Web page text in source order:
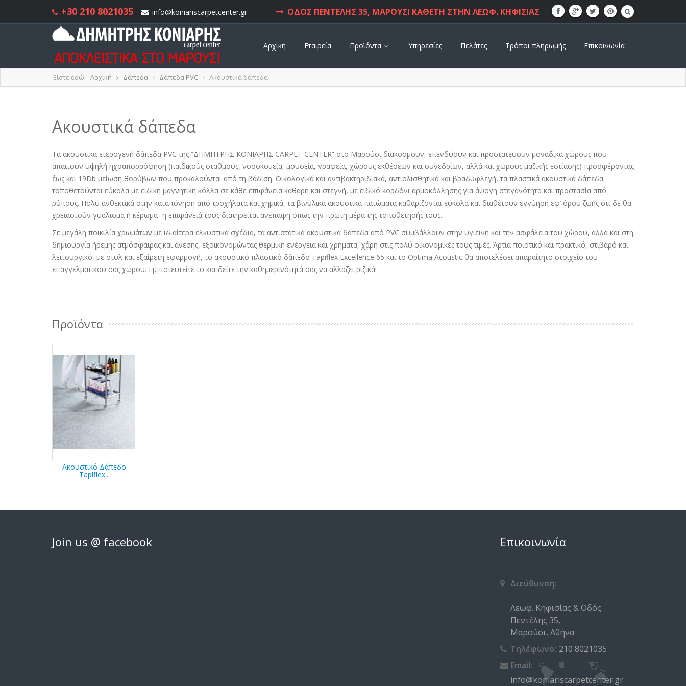
+30 210 8021035 info@koniariscarpetcenter.gr ΟΔΟΣ ΠΕΝΤΕΛΗΣ 35, ΜΑΡΟΥΣΙ ΚΑΘΕΤΗ ΣΤΗΝ ΛΕΩΦ. ΚΗΦΙΣΙΑΣ
Αρχική Εταιρεία Προϊόντα Υπηρεσίες Πελάτες Τρόποι πληρωμής Επικοινωνία
Είστε εδώ: Αρχική Δάπεδα Δάπεδα PVC Ακουστικά δάπεδα
Ακουστικά δάπεδα
Τα ακουστικά ετερογενή δάπεδα PVC της “ΔΗΜΗΤΡΗΣ ΚΟΝΙΑΡΗΣ CARPET CENTER” στο Μαρούσι διακοσμούν, επενδύουν και προστατεύουν μοναδικά χώρους που
απαιτούν υψηλή ηχοαπορρόφηση (παιδικούς σταθμούς, νοσοκομεία, μουσεία, γραφεία, χώρους εκθέσεων και συνεδρίων, αλλά και χώρους μαζικής εστίασης) προσφέροντας
έως και 19Db μείωση θορύβων που προκαλούνται από τη βάδιση. Οικολογικά και αντιβακτηριδιακά, αντιολισθητικά και βραδυφλεγή, τα πλαστικά ακουστικά δάπεδα
τοποθετούνται εύκολα με ειδική μαγνητική κόλλα σε κάθε επιφάνεια καθαρή και στεγνή, με ειδικό κορδόνι αρμοκόλλησης για άψογη στεγανότητα και προστασία από
ρύπους. Πολύ ανθεκτικά στην καταπόνηση από τροχήλατα και χημικά, τα βινυλικά ακουστικά πατώματα καθαρίζονται εύκολα και διαθέτουν εγγύηση εφ’ όρου ζωής ότι δε θα
χρειαστούν γυάλισμα ή κέρωμα -η επιφάνειά τους διατηρείται ανέπαφη όπως την πρώτη μέρα της τοποθέτησής τους.
Σε μεγάλη ποικιλία χρωμάτων με ιδιαίτερα ελκυστικά σχέδια, τα αντιστατικά ακουστικά δάπεδα από PVC συμβάλλουν στην υγιεινή και την ασφάλεια του χώρου, αλλά και στη
δημιουργία ήρεμης ατμόσφαιρας και άνεσης, εξοικονομώντας θερμική ενέργεια και χρήματα, χάρη στις πολύ οικονομικές τους τιμές. Άρτια ποιοτικό και πρακτικό, στιβαρό και
λειτουργικό, με στυλ και εξαίρετη εφαρμογή, το ακουστικό πλαστικό δάπεδο Tapiflex Excellence 65 και το Optima Acoustic θα αποτελέσει απαραίτητο στοιχείο του
επαγγελματικού σας χώρου. Εμπιστευτείτε το και δείτε την καθημερινότητά σας να αλλάζει ριζικά!
Προϊόντα
Ακουστικό Δάπεδο
Tapiflex...
Join us @ facebook Επικοινωνία
Διεύθυνση:
Λεωφ. Κηφισίας & Οδός
Πεντέλης 35,
Μαρούσι, Αθήνα
Τηλέφωνο: 210 8021035
Email:
info@koniariscarpetcenter.gr